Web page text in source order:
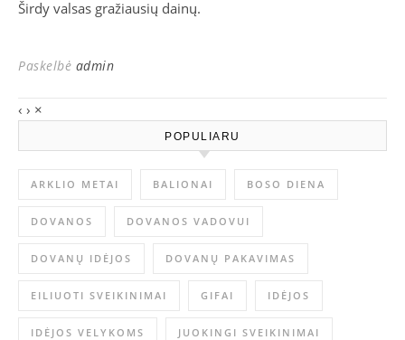
Širdy valsas gražiausių dainų.
Paskelbė admin
‹ › ×
POPULIARU
ARKLIO METAI BALIONAI BOSO DIENA
DOVANOS DOVANOS VADOVUI
DOVANŲ IDĖJOS DOVANŲ PAKAVIMAS
EILIUOTI SVEIKINIMAI GIFAI IDĖJOS
IDĖJOS VELYKOMS JUOKINGI SVEIKINIMAI